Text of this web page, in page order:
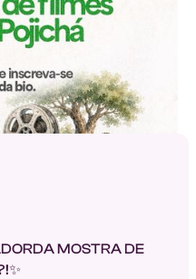
MOSTRA DE